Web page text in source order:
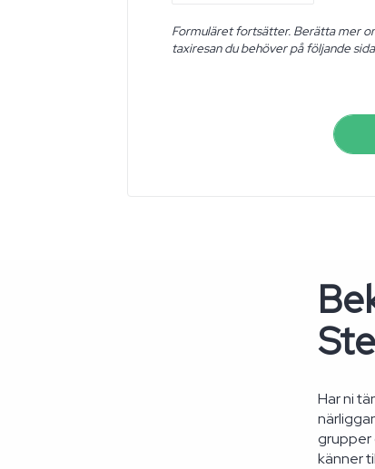
Formuläret fortsätter. Berätta mer
taxiresan du behöver på följande
Har ni
grupper
känner